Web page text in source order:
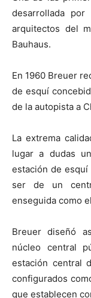
desarrollada
arquitectos del
Bauhaus.
En 1960 Breuer
de esquí
de la autopista a
La extrema
lugar a dudas
estación de esquí
ser de un
enseguida como
Breuer diseñó
núcleo central
estación central
configurados
que establecen